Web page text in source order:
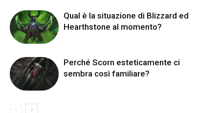
Qual è la situazione di Blizzard ed
Hearthstone al momento?
Perché Scorn esteticamente ci
sembra così familiare?